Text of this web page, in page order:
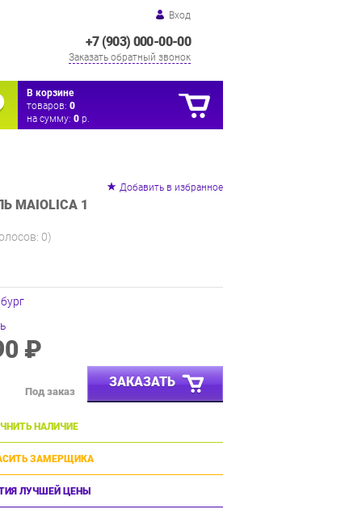
Вход
+7 (903) 000-00-00
Заказать обратный звонок
В корзине
товаров: 0
на сумму: 0 р.
Добавить в избранное
MAIOLICA 1
0)
₽
Под заказ
ЗАКАЗАТЬ
НАЛИЧИЕ
ЗАМЕРЩИКА
ЛУЧШЕЙ ЦЕНЫ